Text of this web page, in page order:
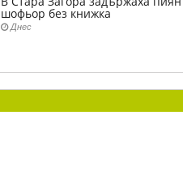
шофьор без книжка
Днес